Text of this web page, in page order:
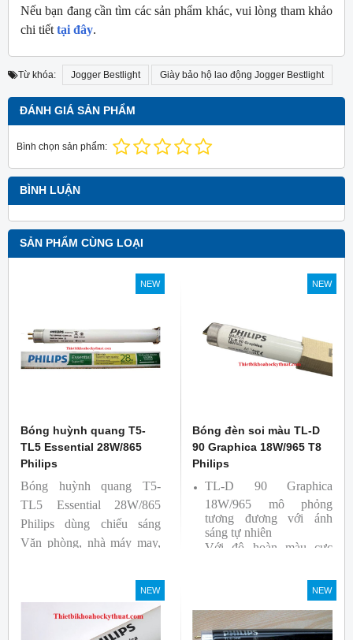
Nếu bạn đang cần tìm các sản phẩm khác, vui lòng tham khảo
chi tiết tại đây.
Từ khóa: Jogger Bestlight Giày bảo hộ lao động Jogger Bestlight
ĐÁNH GIÁ SẢN PHẨM
Bình chọn sản phẩm:
BÌNH LUẬN
SẢN PHẨM CÙNG LOẠI
NEW
Bóng huỳnh quang T5-
TL5 Essential 28W/865
Philips
Bóng huỳnh quang T5-
TL5 Essential 28W/865
Philips dùng chiếu sáng
Văn phòng, nhà máy may,
NEW
Bóng đèn soi màu TL-D
90 Graphica 18W/965 T8
Philips
TL-D 90 Graphica
18W/965 mô phỏng
tương đương với ánh
sáng tự nhiên
Với độ hoàn màu cực
Sản phẩm được sản xuất
bởi hãng Philips, xuất xứ
Ba lan
NEW NEW